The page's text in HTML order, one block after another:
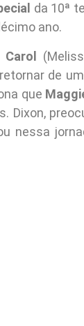
da 10ª
ano.
Carol
de
que
Dixon,
nessa